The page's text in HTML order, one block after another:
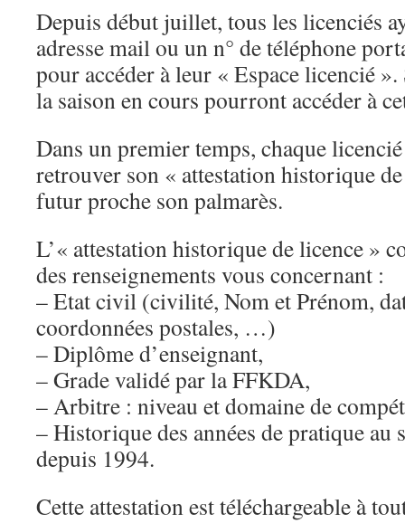
Depuis début juillet, tous les licenciés
adresse mail ou un n° de téléphone
pour accéder à leur « Espace licencié
la saison en cours pourront accéder à
Dans un premier temps, chaque
retrouver son « attestation historique
futur proche son palmarès.
L’« attestation historique de licence »
des renseignements vous concernant :
– Etat civil (civilité, Nom et Prénom,
coordonnées postales, …)
– Diplôme d’enseignant,
– Grade validé par la FFKDA,
– Arbitre : niveau et domaine de
– Historique des années de pratique au
depuis 1994.
Cette attestation est téléchargeable à